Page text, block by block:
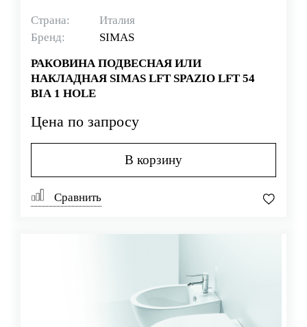
Страна:
Италия
Бренд:
SIMAS
РАКОВИНА ПОДВЕСНАЯ ИЛИ
НАКЛАДНАЯ SIMAS LFT SPAZIO LFT 54
BIA 1 HOLE
Цена по запросу
В корзину
Сравнить